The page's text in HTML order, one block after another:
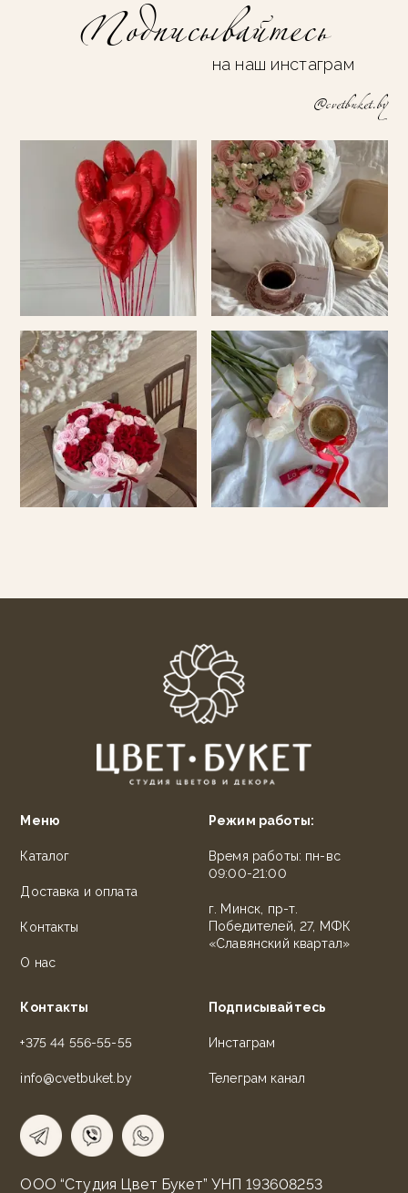
Подписывайтесь
на наш инстаграм
@cvetbuket.by
Меню
Каталог
Доставка и оплата
Контакты
О нас
Режим работы:
Время работы: пн-вс
09:00-21:00
г. Минск, пр-т.
Победителей, 27, МФК
«Славянский квартал»
Контакты
+375 44 556-55-55
info@cvetbuket.by
Подписывайтесь
Инстаграм
Телеграм канал
ООО “Студия Цвет Букет” УНП 193608253